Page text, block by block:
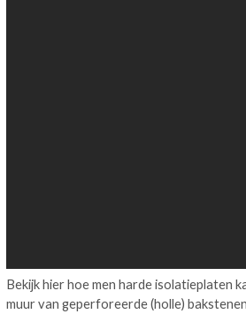
Bekijk hier hoe men harde isolatieplaten
muur van geperforeerde (holle)